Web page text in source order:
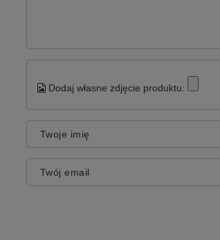
Dodaj własne zdjęcie produktu:
Twoje imię
Twój email